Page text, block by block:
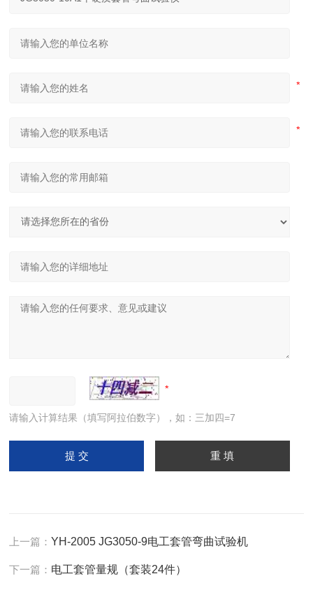
请输入计算结果（填写阿拉伯数字），如：三加四=7
上一篇：YH-2005 JG3050-9电工套管弯曲试验机
下一篇： 电工套管量规（套装24件）